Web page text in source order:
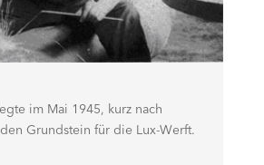
im Mai 1945, kurz nach
Grundstein für die Lux-Werft.